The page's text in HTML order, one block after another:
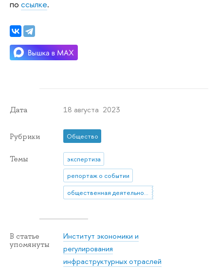
по ссылке.
Дата 18 августа 2023
Рубрики Общество
Темы
экспертиза
репортаж о событии
общественная деятельность
В статье
упомянуты
Институт экономики и
регулирования
инфраструктурных отраслей